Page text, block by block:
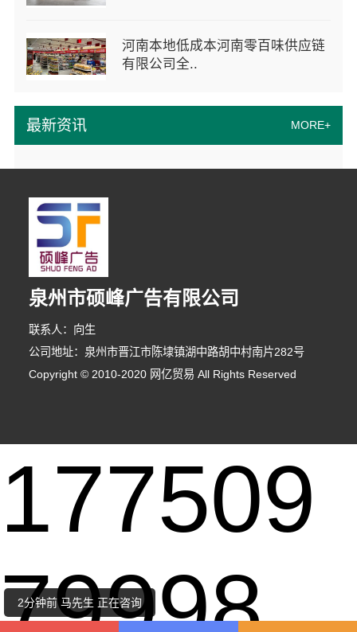
最新资讯 MORE+
河南本地低成本河南零百味供应链
有限公司全..
泉州市硕峰广告有限公司
联系人：向生
公司地址：泉州市晋江市陈埭镇湖中路胡中村南片282号
Copyright © 2010-2020 网亿贸易 All Rights Reserved
7分钟前 廖女士 正在咨询
9分钟前 代先生 正在咨询
2分钟前 马先生 正在咨询
177509
79998